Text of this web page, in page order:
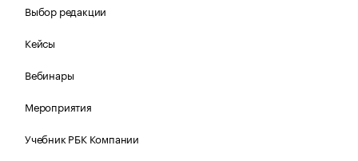
Выбор редакции
Кейсы
Вебинары
Мероприятия
Учебник РБК Компании